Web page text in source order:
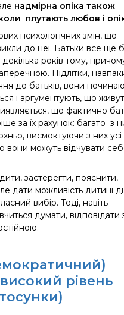
надмірна опіка також
плутають любов і
психологічних змін, що
до неї. Батьки все ще
років тому,
Підлітки,
до батьків, вони
і аргументують, що
що фактично
за їх рахунок: багато з
висмоктуючи з них усі
вони можуть відчувати
застерегти, пояснити,
дати можливість дитині
вибір. Тоді, навіть
думати, відповідати
рівень